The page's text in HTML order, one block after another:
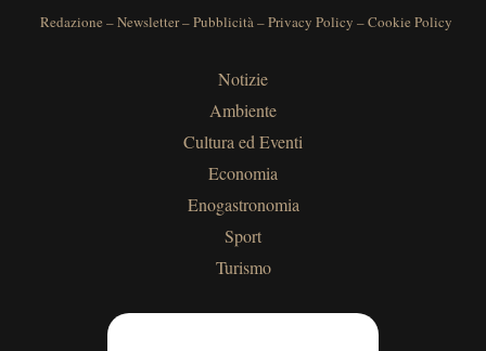
Redazione –Newsletter–Pubblicità–Privacy Policy –Cookie Policy
Notizie
Ambiente
Cultura ed Eventi
Economia
Enogastronomia
Sport
Turismo